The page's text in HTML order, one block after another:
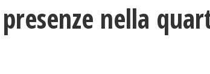
nella